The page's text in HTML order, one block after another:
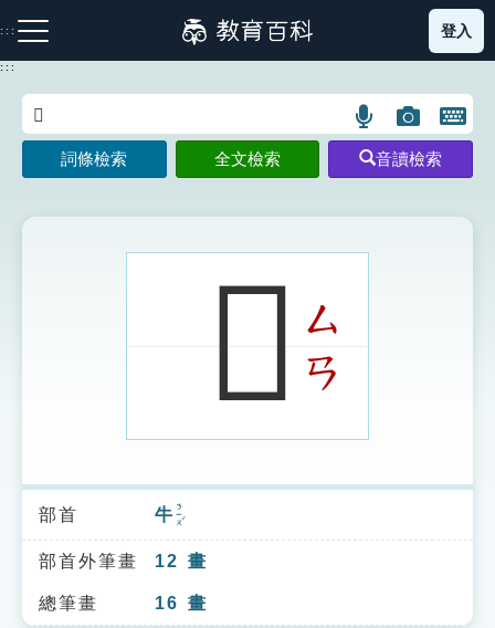
到
主
:::
注音索引圖示 筆畫索引圖示 部首索引表圖示
索引選單
知識索引
單字索引
登入
:::
語
言
搜
示
圖
片
搜
開
鍵
圖
詞條檢索 全文檢索 音讀檢索
𤛤ㄙ
ㄢ
部首 牛 ㄋㄧㄡˊ
部首外筆畫 12 畫
總筆畫 16 畫